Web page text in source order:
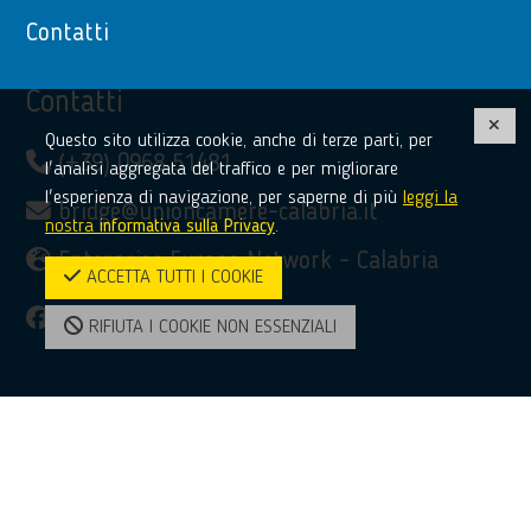
Contatti
Contatti
(+39) 0968 51481
bridge@unioncamere-calabria.it
Enterprise Europe Network - Calabria
facebooktwitterlinkedinyoutube
Questo sito utilizza cookie, anche di terze parti, per
l'analisi aggregata del traffico e per migliorare
l'esperienza di navigazione, per saperne di più leggi la
nostra informativa sulla Privacy.
ACCETTA TUTTI I COOKIE
RIFIUTA I COOKIE NON ESSENZIALI